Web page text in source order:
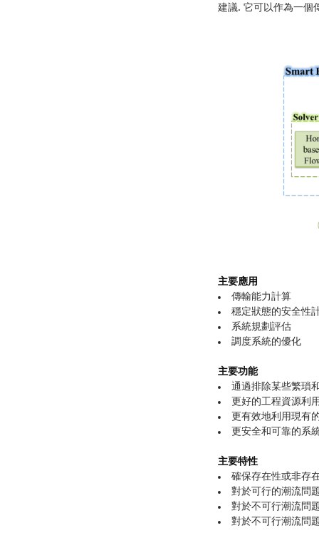
建議. 它可以作為一個
主要應用
傳輸能力計算
穩定狀態的安全性
系統規劃評估
調度系統的優化
主要功能
通過排除某些繁瑣
更好的工程資源利
更有效地利用現有
更安全和可靠的系
主要特性
確保存在性或非存
對於可行的潮流問
對於不可行潮流問
對於不可行潮流問